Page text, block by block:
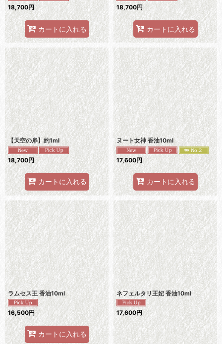
18,700円
カートに入れる
18,700円
カートに入れる
【天空の扉】約1ml
18,700円
カートに入れる
ヌート女神 香油10ml
17,600円
カートに入れる
ラムセス王 香油10ml
16,500円
カートに入れる
ネフェルタリ王妃 香油10ml
17,600円